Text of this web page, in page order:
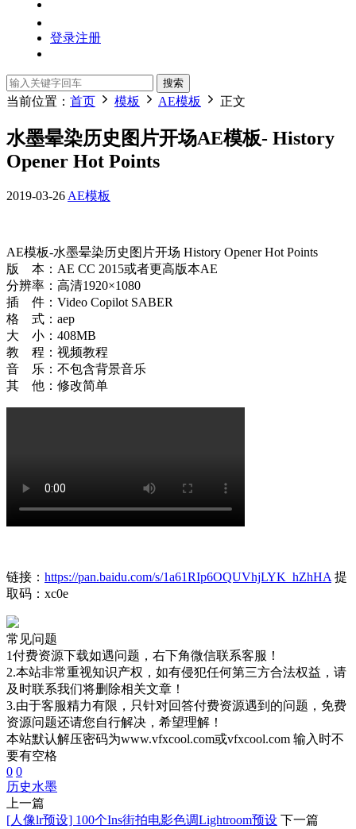
登录注册
搜索
当前位置： 首页 模板 AE模板 正文
水墨晕染历史图片开场AE模板- History
Opener Hot Points
2019-03-26 AE模板
AE模板-水墨晕染历史图片开场 History Opener Hot Points
版 本：AE CC 2015或者更高版本AE
分辨率：高清1920×1080
插 件：Video Copilot SABER
格 式：aep
大 小：408MB
教 程：视频教程
音 乐：不包含背景音乐
其 他：修改简单
链接： https://pan.baidu.com/s/1a61RIp6OQUVhjLYK_hZhHA 提
取码：xc0e
常见问题
1付费资源下载如遇问题，右下角微信联系客服！
2.本站非常重视知识产权，如有侵犯任何第三方合法权益，请
及时联系我们将删除相关文章！
3.由于客服精力有限，只针对回答付费资源遇到的问题，免费
资源问题还请您自行解决，希望理解！
本站默认解压密码为www.vfxcool.com或vfxcool.com 输入时不
要有空格
0 0
历史水墨
上一篇
[人像lr预设] 100个Ins街拍电影色调Lightroom预设 下一篇